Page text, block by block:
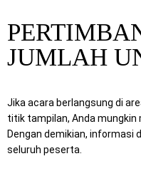
JUMLAH
Jika acara berlangsung di
titik tampilan, Anda mungkin
Dengan demikian, informasi
seluruh peserta.